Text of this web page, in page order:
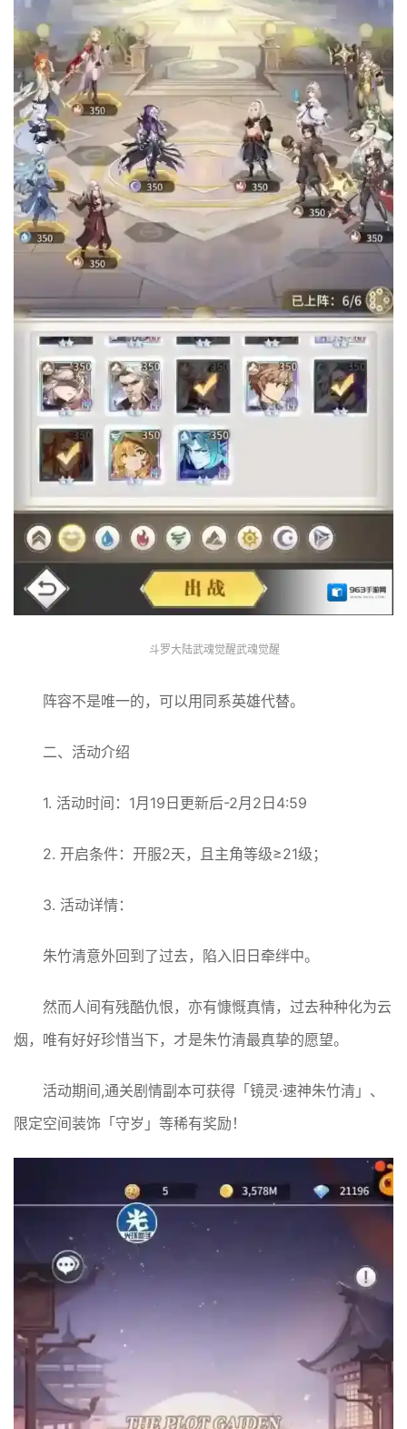
斗罗大陆武魂觉醒武魂觉醒
阵容不是唯一的，可以用同系英雄代替。
二、活动介绍
1. 活动时间：1月19日更新后-2月2日4:59
2. 开启条件：开服2天，且主角等级≥21级；
3. 活动详情：
朱竹清意外回到了过去，陷入旧日牵绊中。
然而人间有残酷仇恨，亦有慷慨真情，过去种种化为云
烟，唯有好好珍惜当下，才是朱竹清最真挚的愿望。
活动期间,通关剧情副本可获得「镜灵·速神朱竹清」、
限定空间装饰「守岁」等稀有奖励！